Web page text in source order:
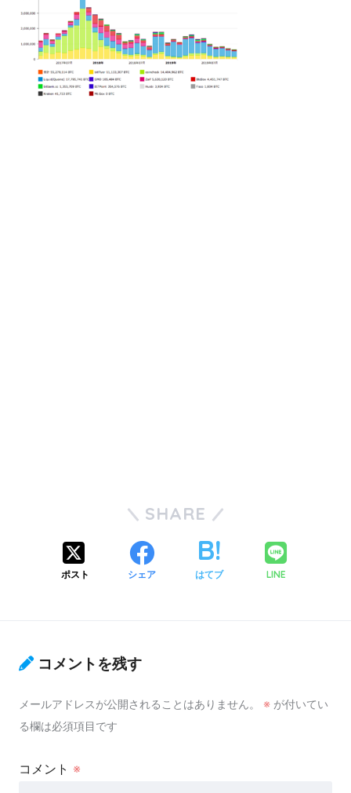
SHARE
ポスト シェア はてブ LINE
コメントを残す
メールアドレスが公開されることはありません。 ※ が付いてい
る欄は必須項目です
コメント ※